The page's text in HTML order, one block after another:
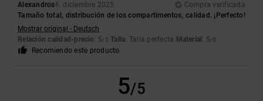
Alexandros6. diciembre 2025
Compra verificada
Tamaño total, distribución de los compartimentos, calidad. ¡Perfecto!
Mostrar original - Deutsch
Relación calidad-precio : 5/5 Talla: Talla perfecta Material : 5/5
Recomiendo este producto
5/5